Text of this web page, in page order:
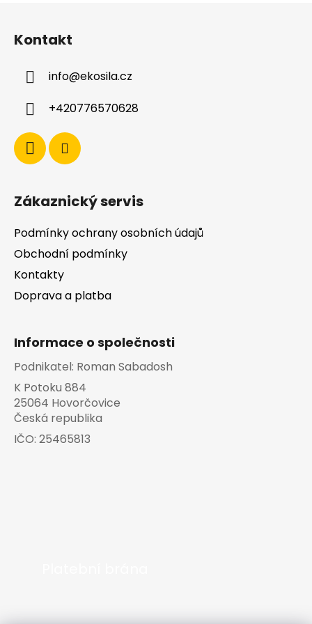
Kontakt
info@ekosila.cz
+420776570628
Zákaznický servis
Podmínky ochrany osobních údajů
Obchodní podmínky
Kontakty
Doprava a platba
Informace o společnosti
Podnikatel: Roman Sabadosh
K Potoku 884
25064 Hovorčovice
Česká republika
IČO: 25465813